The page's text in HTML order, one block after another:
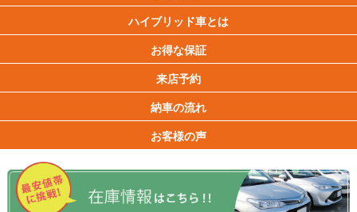
ハイブリッド車とは
お得な保証
来店予約
納車の流れ
お客様の声